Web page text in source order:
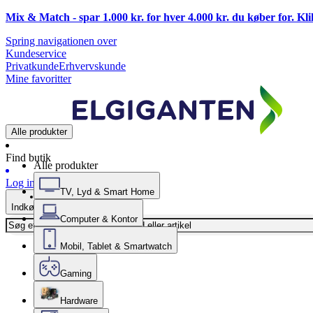
Mix & Match - spar 1.000 kr. for hver 4.000 kr. du køber for.
Spring navigationen over
Kundeservice
PrivatkundeErhvervskunde
Mine favoritter
Alle produkter
Find butik
Log ind
Indkøbskurv
Alle produkter
TV, Lyd & Smart Home
Computer & Kontor
Mobil, Tablet & Smartwatch
Gaming
Hardware